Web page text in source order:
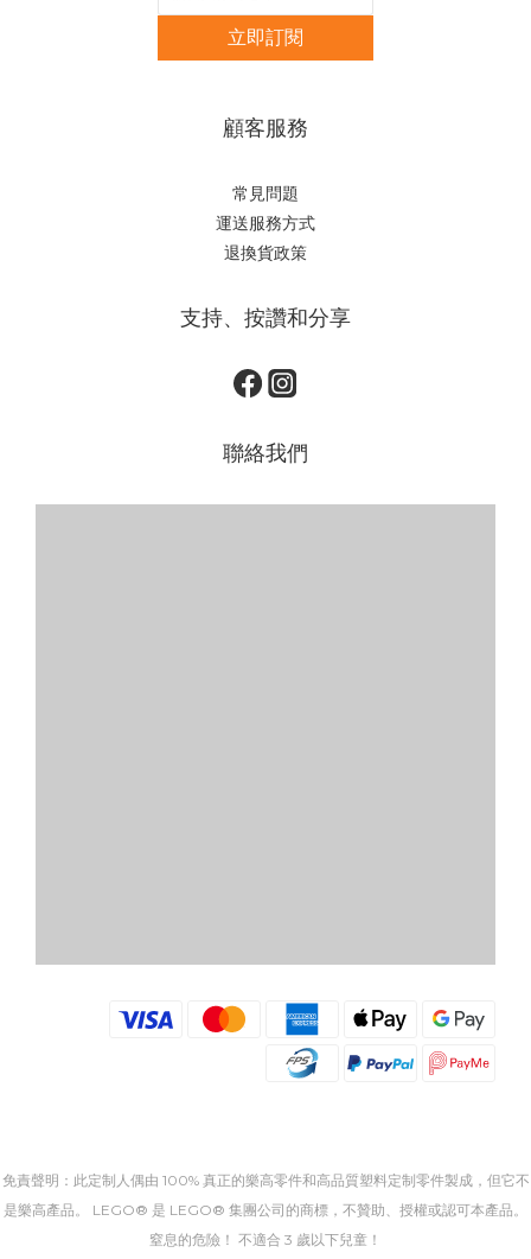
立即訂閱
顧客服務
常見問題
運送服務方式
退換貨政策
支持、按讚和分享
聯絡我們
免責聲明：此定制人偶由 100% 真正的樂高零件和高品質塑料定制零件製成，但它不
是樂高產品。 LEGO® 是 LEGO® 集團公司的商標，不贊助、授權或認可本產品。
窒息的危險！ 不適合 3 歲以下兒童！